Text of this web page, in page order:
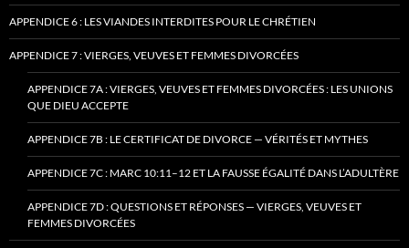
APPENDICE 6 : LES VIANDES INTERDITES POUR LE CHRÉTIEN
APPENDICE 7 : VIERGES, VEUVES ET FEMMES DIVORCÉES
APPENDICE 7A : VIERGES, VEUVES ET FEMMES DIVORCÉES : LES UNIONS
QUE DIEU ACCEPTE
APPENDICE 7B : LE CERTIFICAT DE DIVORCE — VÉRITÉS ET MYTHES
APPENDICE 7C : MARC 10:11–12 ET LA FAUSSE ÉGALITÉ DANS L’ADULTÈRE
APPENDICE 7D : QUESTIONS ET RÉPONSES — VIERGES, VEUVES ET
FEMMES DIVORCÉES